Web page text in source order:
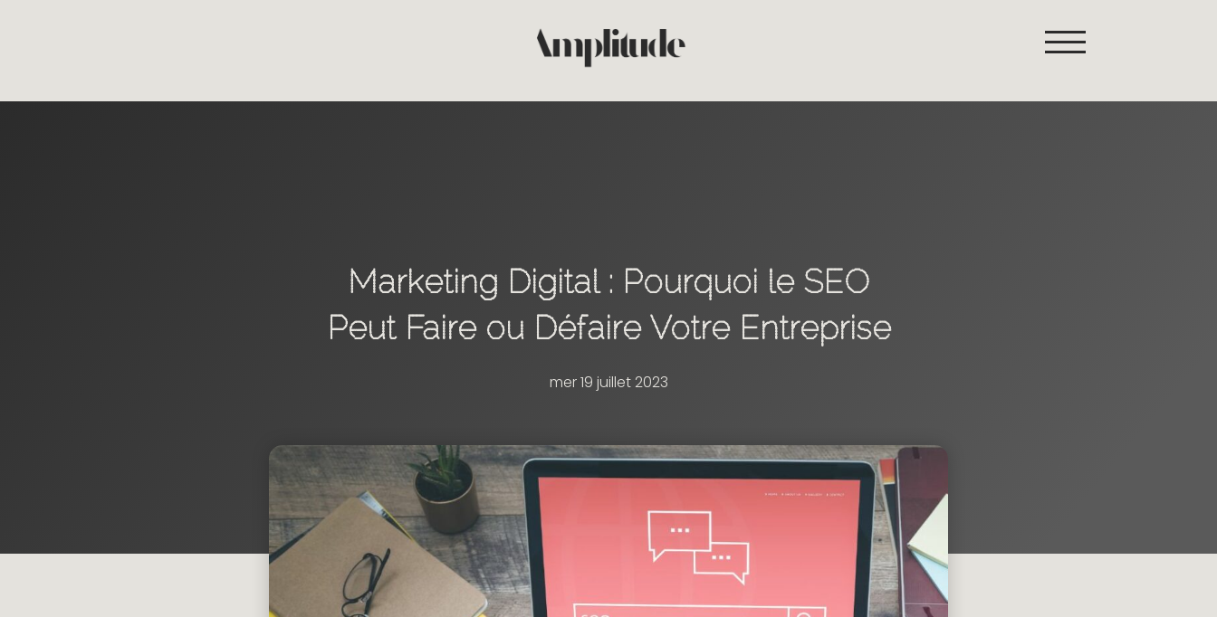
NOS SERVICES
REALISATIONS
À PROPOS DE
NOUS
Marketing Digital : Pourquoi le SEO
Peut Faire ou Défaire Votre Entreprise
mer 19 juillet 2023